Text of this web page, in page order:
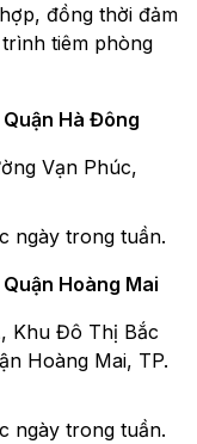
đồng thời đảm
tiêm phòng
Hà Đông
Vạn Phúc,
ngày trong tuần.
Hoàng Mai
Khu Đô Thị Bắc
Hoàng Mai, TP.
ngày trong tuần.